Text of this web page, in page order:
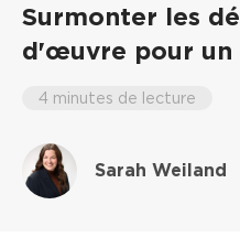
Surmonter les
d'œuvre pour un
4 minutes de lecture
Sarah Weiland